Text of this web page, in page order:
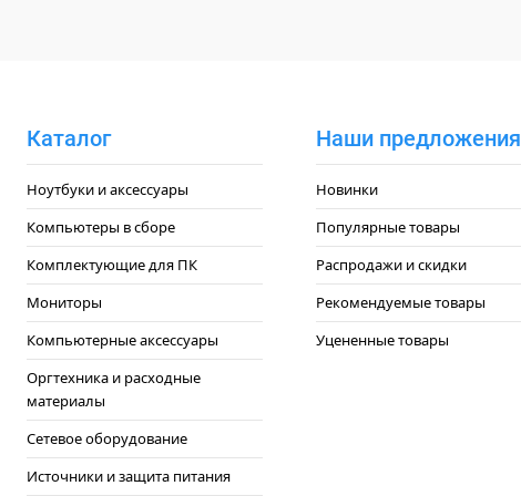
Каталог
Ноутбуки и аксессуары
Компьютеры в сборе
Комплектующие для ПК
Мониторы
Компьютерные аксессуары
Оргтехника и расходные
материалы
Сетевое оборудование
Источники и защита питания
Наши предложения
Новинки
Популярные товары
Распродажи и скидки
Рекомендуемые товары
Уцененные товары